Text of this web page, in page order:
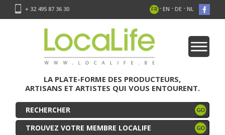
+ 32 495 87 36 30 FR - EN - DE - NL
LA PLATE-FORME DES PRODUCTEURS,
ARTISANS ET ARTISTES QUI VOUS ENTOURENT.
TROUVEZ VOTRE MEMBRE LOCALIFE